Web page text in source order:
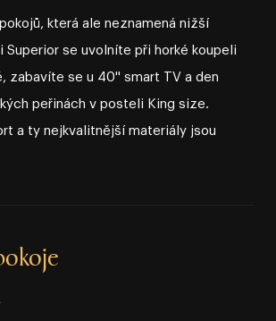
která ale neznamená nižší
Superior se uvolníte při horké koupeli
zabavíte se u 40'' smart TV a den
peřinách v posteli King size.
a ty nejkvalitnější materiály jsou